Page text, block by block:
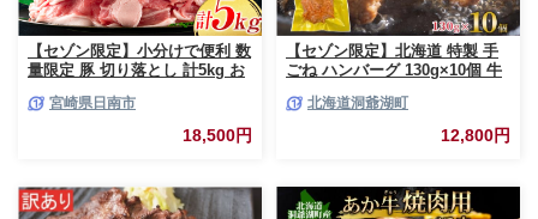
【セゾン限定】小分けで便利 数
量限定 豚 切り落とし 計5kg お
空パック 個包装 万能食材 おす
すめ おかず 食品 炒め物 お弁当
豚丼 豚しゃぶ しゃぶしゃぶ 焼
贈答 プレゼント おすそ分け 宮
崎県 日南市 送料無料_CCV2-26
宮崎県日南市
18,500円
【セゾン限定】北海道 特製 手
ごね ハンバーグ 130g×10個 牛
肉屋 手作り 小分け ジューシー
おかず 本格的 簡単 調理 グルメ
お取り寄せ お肉屋 たどころ 送
北海道洞爺湖町
12,800円